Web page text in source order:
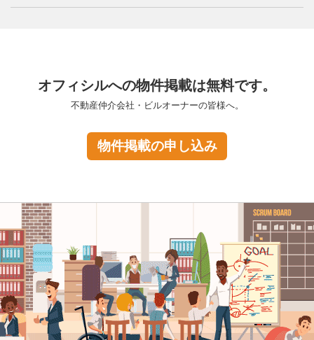
オフィシルへの物件掲載は無料です。
不動産仲介会社・ビルオーナーの皆様へ。
物件掲載の申し込み